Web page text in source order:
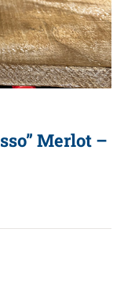
Merlot –